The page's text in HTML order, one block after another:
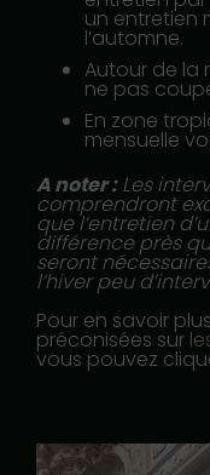
un entretien
l’automne.
Autour de la
ne pas
En zone
mensuelle
A noter :Les
comprendront
que l’entretien
différence près
seront
l’hiver peu
Pour en savoir
préconisées sur
vous pouvez